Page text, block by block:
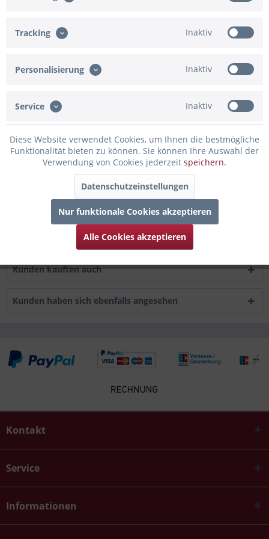
Merken
Artikel-Nr.: 80-150130
mehr
Bewertungen
0
Bewertungen lesen, schreiben und diskutieren...mehr
Infos zum Hersteller
Folgende Infos zum Hersteller sind verfübar......mehr
Kunden kauften auch
Kunden haben sich ebenfalls angesehen
Kontakt
Service
Informationen
Tracking Inaktiv
Personalisierung Inaktiv
Service Inaktiv
Diese Website verwendet Cookies, um Ihnen die bestmögliche
Funktionalität bieten zu können. Sie können Ihre Auswahl der
Verwendung von Cookies jederzeit speichern.
Datenschutzeinstellungen
Nur funktionale Cookies akzeptieren
Alle Cookies akzeptieren